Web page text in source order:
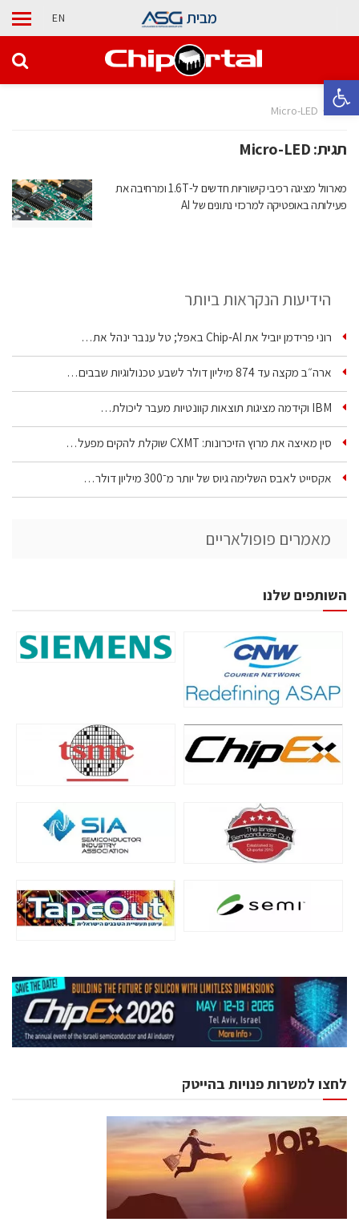
פתח סרגל נגישות
מבית EN
בית Micro-LED
תגית:Micro-LED
מארוול מציגה רכיבי קישוריות חדשים ל-1.6T ומרחיבה את
פעילותה באופטיקה למרכזי נתונים של AI
הידיעות הנקראות ביותר
רוני פרידמן יוביל את Chip‑AI באפל; טל ענבר ינהל את…
ארה״ב מקצה עד 874 מיליון דולר לשבע טכנולוגיות שבבים…
IBM וקידמה מציגות תוצאות קוונטיות מעבר ליכולת…
סין מאיצה את מרוץ הזיכרונות: CXMT שוקלת להקים מפעל…
אקסייט לאבס השלימה גיוס של יותר מ־300 מיליון דולר…
מאמרים פופולאריים
השותפים שלנו
לחצו למשרות פנויות בהייטק